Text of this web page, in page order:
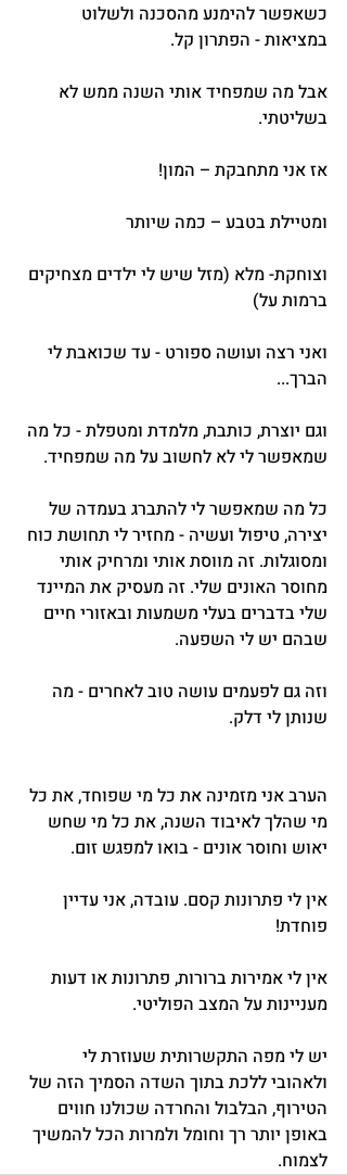
כשאפשר להימנע מהסכנה ולשלוט
במציאות - הפתרון קל.
אבל מה שמפחיד אותי השנה ממש לא
בשליטתי.
אז אני מתחבקת – המון!
ומטיילת בטבע – כמה שיותר
וצוחקת- מלא (מזל שיש לי ילדים מצחיקים
ברמות על)
ואני רצה ועושה ספורט - עד שכואבת לי
הברך...
וגם יוצרת, כותבת, מלמדת ומטפלת - כל מה
שמאפשר לי לא לחשוב על מה שמפחיד.
כל מה שמאפשר לי להתברג בעמדה של
יצירה, טיפול ועשיה - מחזיר לי תחושת כוח
ומסוגלות. זה מווסת אותי ומרחיק אותי
מחוסר האונים שלי. זה מעסיק את המיינד
שלי בדברים בעלי משמעות ובאזורי חיים
שבהם יש לי השפעה.
וזה גם לפעמים עושה טוב לאחרים - מה
שנותן לי דלק.
הערב אני מזמינה את כל מי שפוחד, את כל
מי שהלך לאיבוד השנה, את כל מי שחש
יאוש וחוסר אונים - בואו למפגש זום.
אין לי פתרונות קסם. עובדה, אני עדיין
פוחדת!
אין לי אמירות ברורות, פתרונות או דעות
מעניינות על המצב הפוליטי.
יש לי מפה התקשרותית שעוזרת לי
ולאהובי ללכת בתוך השדה הסמיך הזה של
הטירוף, הבלבול והחרדה שכולנו חווים
באופן יותר רך וחומל ולמרות הכל להמשיך
לצמוח.